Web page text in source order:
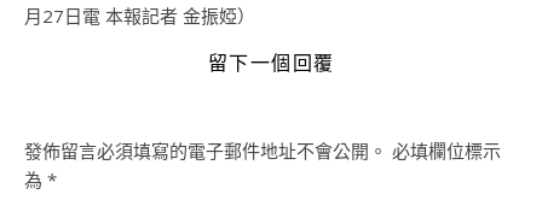
月27日電 本報記者 金振婭）
留下一個回覆
發佈留言必須填寫的電子郵件地址不會公開。 必填欄位標示
為 *